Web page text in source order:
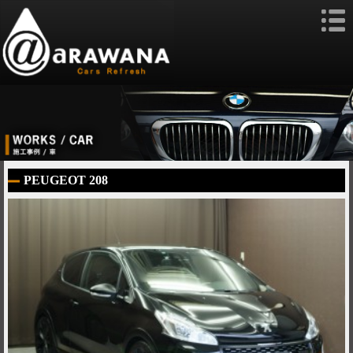
PEUGEOT 208